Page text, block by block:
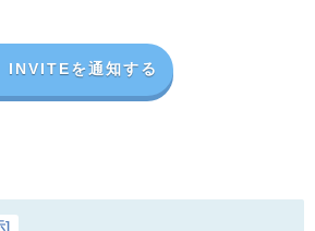
INVITEを通知する
]